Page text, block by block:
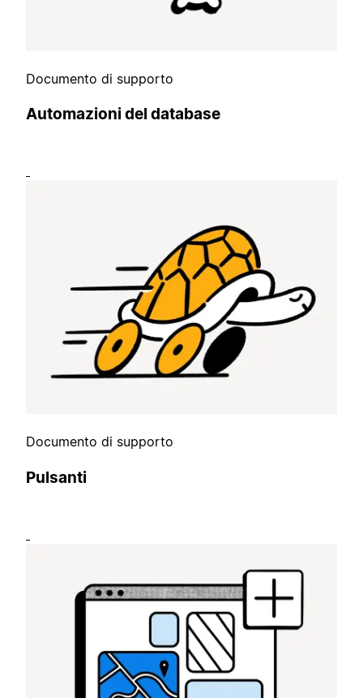
Documento di supporto
Automazioni del database
Documento di supporto
Pulsanti